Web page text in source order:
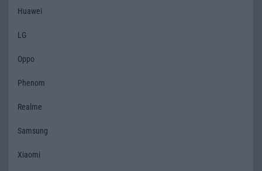
Huawei
LG
Oppo
Phenom
Realme
Samsung
Xiaomi